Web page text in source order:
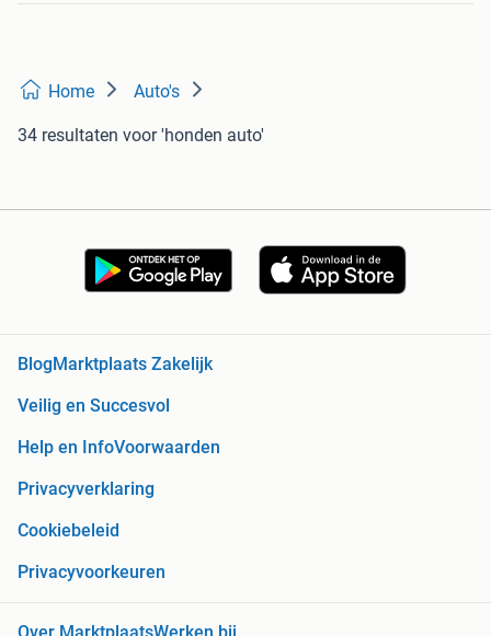
Home Auto's
34 resultaten voor 'honden auto'
BlogMarktplaats Zakelijk
Veilig en Succesvol
Help en InfoVoorwaarden
Privacyverklaring
Cookiebeleid
Privacyvoorkeuren